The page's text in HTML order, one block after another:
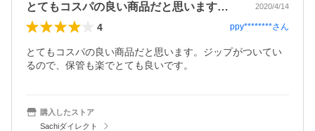
とてもコスパの良い商品だと思います。ジ… 2020/4/14
4 ppy********さん
とてもコスパの良い商品だと思います。ジップがついてい
るので、保管も楽でとても良いです。
購入したストア
Sachiダイレクト